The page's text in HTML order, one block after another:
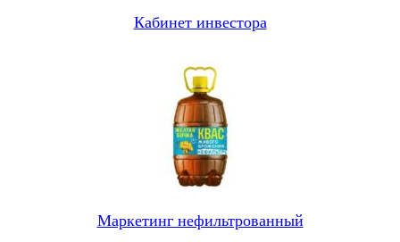
Кабинет инвестора
Маркетинг нефильтрованный